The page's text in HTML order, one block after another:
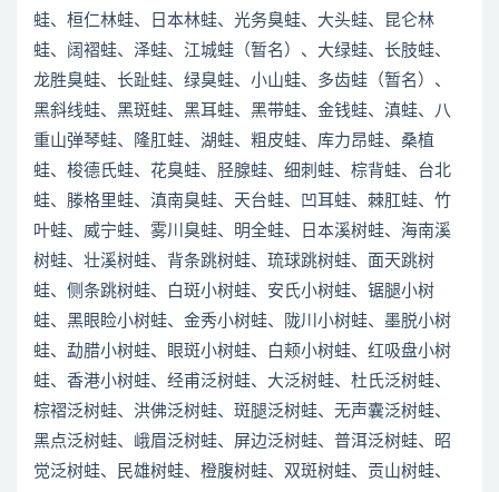
蛙、桓仁林蛙、日本林蛙、光务臭蛙、大头蛙、昆仑林
蛙、阔褶蛙、泽蛙、江城蛙（暂名）、大绿蛙、长肢蛙、
龙胜臭蛙、长趾蛙、绿臭蛙、小山蛙、多齿蛙（暂名）、
黑斜线蛙、黑斑蛙、黑耳蛙、黑带蛙、金钱蛙、滇蛙、八
重山弹琴蛙、隆肛蛙、湖蛙、粗皮蛙、库力昂蛙、桑植
蛙、梭德氏蛙、花臭蛙、胫腺蛙、细刺蛙、棕背蛙、台北
蛙、滕格里蛙、滇南臭蛙、天台蛙、凹耳蛙、棘肛蛙、竹
叶蛙、威宁蛙、雾川臭蛙、明全蛙、日本溪树蛙、海南溪
树蛙、壮溪树蛙、背条跳树蛙、琉球跳树蛙、面天跳树
蛙、侧条跳树蛙、白斑小树蛙、安氏小树蛙、锯腿小树
蛙、黑眼睑小树蛙、金秀小树蛙、陇川小树蛙、墨脱小树
蛙、勐腊小树蛙、眼斑小树蛙、白颊小树蛙、红吸盘小树
蛙、香港小树蛙、经甫泛树蛙、大泛树蛙、杜氏泛树蛙、
棕褶泛树蛙、洪佛泛树蛙、斑腿泛树蛙、无声囊泛树蛙、
黑点泛树蛙、峨眉泛树蛙、屏边泛树蛙、普洱泛树蛙、昭
觉泛树蛙、民雄树蛙、橙腹树蛙、双斑树蛙、贡山树蛙、